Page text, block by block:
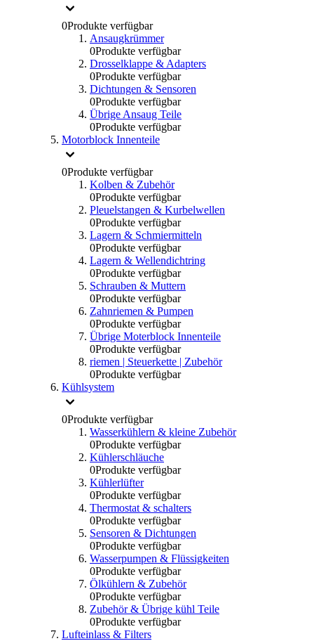
0Produkte verfügbar
Ansaugkrümmer
0Produkte verfügbar
Drosselklappe & Adapters
0Produkte verfügbar
Dichtungen & Sensoren
0Produkte verfügbar
Übrige Ansaug Teile
0Produkte verfügbar
Motorblock Innenteile
0Produkte verfügbar
Kolben & Zubehör
0Produkte verfügbar
Pleuelstangen & Kurbelwellen
0Produkte verfügbar
Lagern & Schmiermitteln
0Produkte verfügbar
Lagern & Wellendichtring
0Produkte verfügbar
Schrauben & Muttern
0Produkte verfügbar
Zahnriemen & Pumpen
0Produkte verfügbar
Übrige Moterblock Innenteile
0Produkte verfügbar
riemen | Steuerkette | Zubehör
0Produkte verfügbar
Kühlsystem
0Produkte verfügbar
Wasserkühlern & kleine Zubehör
0Produkte verfügbar
Kühlerschläuche
0Produkte verfügbar
Kühlerlüfter
0Produkte verfügbar
Thermostat & schalters
0Produkte verfügbar
Sensoren & Dichtungen
0Produkte verfügbar
Wasserpumpen & Flüssigkeiten
0Produkte verfügbar
Ölkühlern & Zubehör
0Produkte verfügbar
Zubehör & Übrige kühl Teile
0Produkte verfügbar
Lufteinlass & Filters